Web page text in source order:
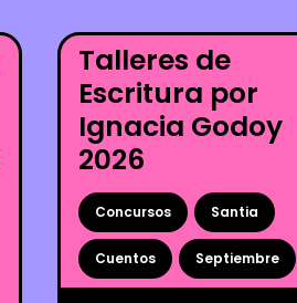
Talleres de
Escritura por
Ignacia Godoy
2026
Concursos Santia
Cuentos Septiembre